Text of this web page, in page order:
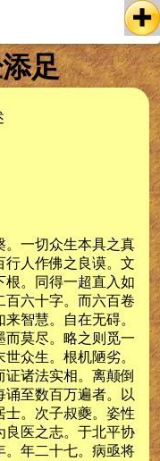
足
。一切众生本具之真
行人作佛之良谟。文
根。同得一超直入如
百六十字。而六百卷
智慧。自在无碍。
而莫尽。略之则觅一
众生。根机陋劣。
诸法实相。离颠倒
至数百万遍者。以
士。次子叔夔。姿性
良医之志。于北平协
。年二十七。病亟将